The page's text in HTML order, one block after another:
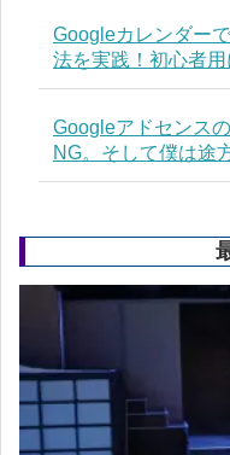
Googleカレンダー
法を実践！初心者
Googleアドセンス
NG。そして僕は途